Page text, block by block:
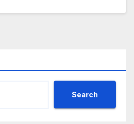
Search